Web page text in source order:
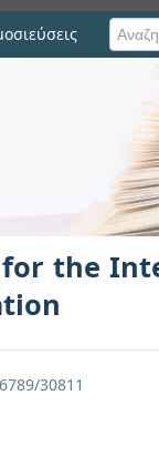
A
the
30811